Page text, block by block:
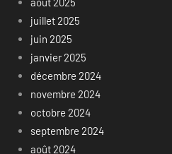
juillet 2025
juin 2025
janvier 2025
décembre 2024
novembre 2024
octobre 2024
septembre 2024
août 2024